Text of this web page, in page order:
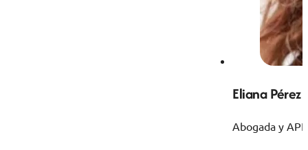
Eliana Pérez
Abogada y API